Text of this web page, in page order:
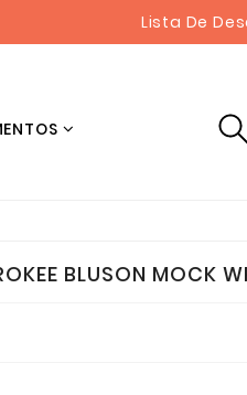
Lista De
BLUSON MOCK